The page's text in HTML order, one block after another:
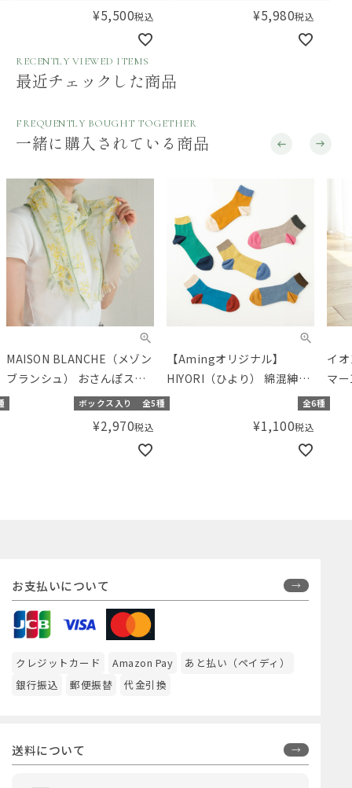
¥5,500税込 ¥5,980税込
RECENTLY VIEWED ITEMS
最近チェックした商品
FREQUENTLY BOUGHT TOGETHER
一緒に購入されている商品
MAISON BLANCHE（メゾン
ブランシュ） おさんぽスト
ール(ベンベルグ)ボックス入り 全5種
¥2,970税込
【Amingオリジナル】
HIYORI（ひより） 綿混紳士
ストライプロークル
全6種
¥1,100税込
イ
マ
お支払いについて
クレジットカード Amazon Pay
あと払い（ペイディ）
銀行振込
郵便振替 代金引換
送料について